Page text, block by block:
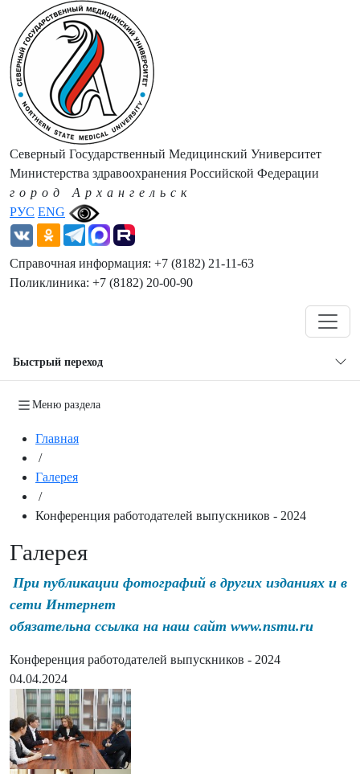
РУС ENG
Северный Государственный Медицинский Университет
Министерства здравоохранения Российской Федерации
город Архангельск
Справочная информация: +7 (8182) 21-11-63
Поликлиника: +7 (8182) 20-00-90
Быстрый переход
Меню раздела
Главная
/
Галерея
/
Конференция работодателей выпускников - 2024
Галерея
При публикации фотографий в других изданиях и в
сети Интернет
обязательна ссылка на наш сайт www.nsmu.ru
Конференция работодателей выпускников - 2024
04.04.2024